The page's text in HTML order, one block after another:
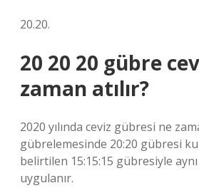
20.20.
20 20 20 gübre
zaman atılır?
2020 yılında ceviz gübresi ne
gübrelemesinde 20:20 gübresi
belirtilen 15:15:15 gübresiyle
uygulanır.